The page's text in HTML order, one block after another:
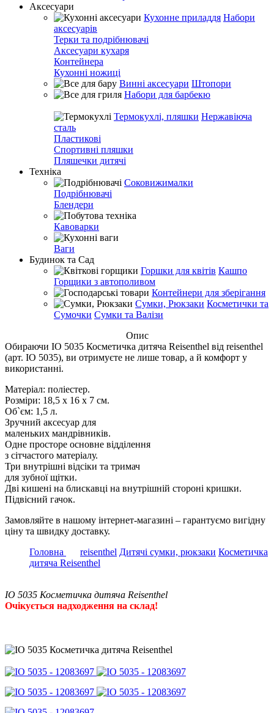
Аксесуари
Кухонне приладдя Набори
аксесуарів
Терки та подрібнювачі
Аксесуари кухаря
Контейнера
Кухонні ножиці
Винні аксесуари Штопори
Набори для барбекю
Термокухлі, пляшки Нержавіюча
сталь
Пластикові
Спортивні пляшки
Пляшечки дитячі
Техніка
Соковижималки
Подрібнювачі
Блендери
Кавоварки
Ваги
Будинок та Сад
Горшки для квітів Кашпо
Горщики з автополивом
Контейнери для зберігання
Сумки, Рюкзаки Косметички та
Сумочки Сумки та Валізи
Опис
Обираючи IO 5035 Косметичка дитяча Reisenthel від reisenthel
(арт. IO 5035), ви отримуєте не лише товар, а й комфорт у
використанні.
Матеріал: поліестер.
Розміри: 18,5 х 16 х 7 см.
Об`єм: 1,5 л.
Зручний аксесуар для
маленьких мандрівників.
Одне просторе основне відділення
з сітчастого матеріалу.
Три внутрішні відсіки та тримач
для зубної щітки.
Дві кишені на блискавці на внутрішній стороні кришки.
Підвісний гачок.
Замовляйте в нашому інтернет-магазині – гарантуємо вигідну
ціну та швидку доставку.
Головна
reisenthel Дитячі сумки, рюкзаки Косметичка
дитяча Reisenthel
IO 5035 Косметичка дитяча Reisenthel
Очікується надходження на склад!